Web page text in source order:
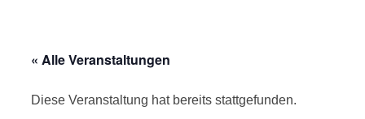
« Alle Veranstaltungen
Diese Veranstaltung hat bereits stattgefunden.